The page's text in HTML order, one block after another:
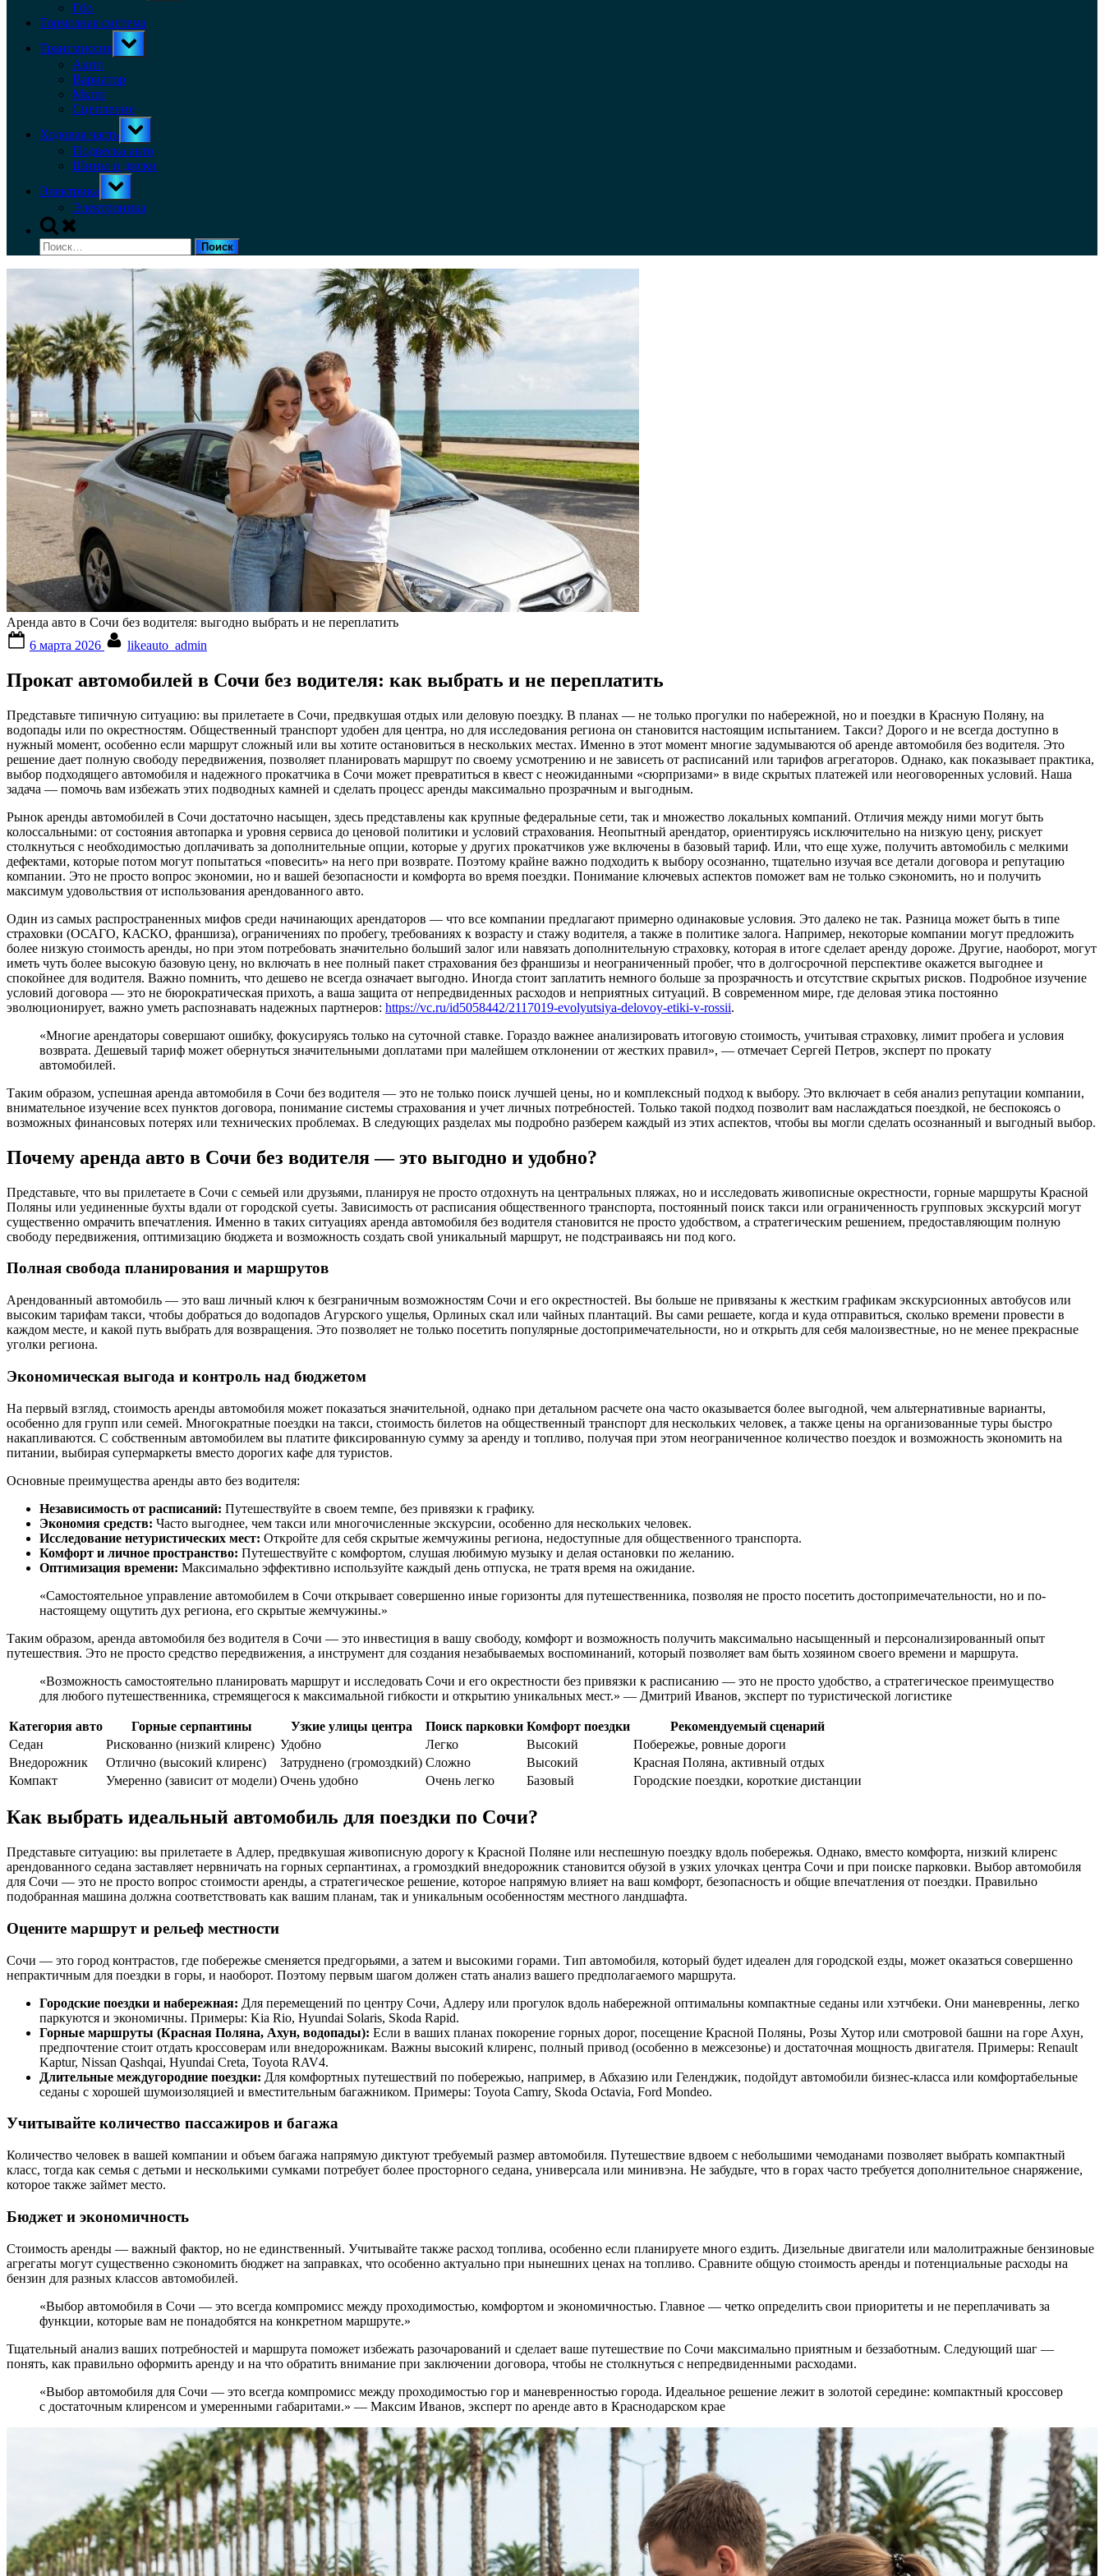
Гбо
Тормозная система
Трансмиссия
Toggle
sub-
Акпп
Вариатор
Мкпп
Сцепление
Ходовая часть
Toggle
sub-
menu
Подвеска авто
Шины и диски
Электрика
Toggle
sub-
menu
Электроника
Toggle
search
form
Найти:
Аренда авто в Сочи без водителя: выгодно выбрать и не переплатить
on
6 марта 2026 likeauto_admin
Прокат автомобилей в Сочи без водителя: как выбрать и не переплатить
Представьте типичную ситуацию: вы прилетаете в Сочи, предвкушая отдых или деловую поездку. В планах — не только прогулки по набережной, но и поездки в Красную Поляну, на
водопады или по окрестностям. Общественный транспорт удобен для центра, но для исследования региона он становится настоящим испытанием. Такси? Дорого и не всегда доступно в
нужный момент, особенно если маршрут сложный или вы хотите остановиться в нескольких местах. Именно в этот момент многие задумываются об аренде автомобиля без водителя. Это
решение дает полную свободу передвижения, позволяет планировать маршрут по своему усмотрению и не зависеть от расписаний или тарифов агрегаторов. Однако, как показывает практика,
выбор подходящего автомобиля и надежного прокатчика в Сочи может превратиться в квест с неожиданными «сюрпризами» в виде скрытых платежей или неоговоренных условий. Наша
задача — помочь вам избежать этих подводных камней и сделать процесс аренды максимально прозрачным и выгодным.
Рынок аренды автомобилей в Сочи достаточно насыщен, здесь представлены как крупные федеральные сети, так и множество локальных компаний. Отличия между ними могут быть
колоссальными: от состояния автопарка и уровня сервиса до ценовой политики и условий страхования. Неопытный арендатор, ориентируясь исключительно на низкую цену, рискует
столкнуться с необходимостью доплачивать за дополнительные опции, которые у других прокатчиков уже включены в базовый тариф. Или, что еще хуже, получить автомобиль с мелкими
дефектами, которые потом могут попытаться «повесить» на него при возврате. Поэтому крайне важно подходить к выбору осознанно, тщательно изучая все детали договора и репутацию
компании. Это не просто вопрос экономии, но и вашей безопасности и комфорта во время поездки. Понимание ключевых аспектов поможет вам не только сэкономить, но и получить
максимум удовольствия от использования арендованного авто.
Один из самых распространенных мифов среди начинающих арендаторов — что все компании предлагают примерно одинаковые условия. Это далеко не так. Разница может быть в типе
страховки (ОСАГО, КАСКО, франшиза), ограничениях по пробегу, требованиях к возрасту и стажу водителя, а также в политике залога. Например, некоторые компании могут предложить
более низкую стоимость аренды, но при этом потребовать значительно больший залог или навязать дополнительную страховку, которая в итоге сделает аренду дороже. Другие, наоборот, могут
иметь чуть более высокую базовую цену, но включать в нее полный пакет страхования без франшизы и неограниченный пробег, что в долгосрочной перспективе окажется выгоднее и
спокойнее для водителя. Важно помнить, что дешево не всегда означает выгодно. Иногда стоит заплатить немного больше за прозрачность и отсутствие скрытых рисков. Подробное изучение
условий договора — это не бюрократическая прихоть, а ваша защита от непредвиденных расходов и неприятных ситуаций. В современном мире, где деловая этика постоянно
эволюционирует, важно уметь распознавать надежных партнеров: https://vc.ru/id5058442/2117019-evolyutsiya-delovoy-etiki-v-rossii.
«Многие арендаторы совершают ошибку, фокусируясь только на суточной ставке. Гораздо важнее анализировать итоговую стоимость, учитывая страховку, лимит пробега и условия
возврата. Дешевый тариф может обернуться значительными доплатами при малейшем отклонении от жестких правил», — отмечает Сергей Петров, эксперт по прокату
автомобилей.
Таким образом, успешная аренда автомобиля в Сочи без водителя — это не только поиск лучшей цены, но и комплексный подход к выбору. Это включает в себя анализ репутации компании,
внимательное изучение всех пунктов договора, понимание системы страхования и учет личных потребностей. Только такой подход позволит вам наслаждаться поездкой, не беспокоясь о
возможных финансовых потерях или технических проблемах. В следующих разделах мы подробно разберем каждый из этих аспектов, чтобы вы могли сделать осознанный и выгодный выбор.
Почему аренда авто в Сочи без водителя — это выгодно и удобно?
Представьте, что вы прилетаете в Сочи с семьей или друзьями, планируя не просто отдохнуть на центральных пляжах, но и исследовать живописные окрестности, горные маршруты Красной
Поляны или уединенные бухты вдали от городской суеты. Зависимость от расписания общественного транспорта, постоянный поиск такси или ограниченность групповых экскурсий могут
существенно омрачить впечатления. Именно в таких ситуациях аренда автомобиля без водителя становится не просто удобством, а стратегическим решением, предоставляющим полную
свободу передвижения, оптимизацию бюджета и возможность создать свой уникальный маршрут, не подстраиваясь ни под кого.
Полная свобода планирования и маршрутов
Арендованный автомобиль — это ваш личный ключ к безграничным возможностям Сочи и его окрестностей. Вы больше не привязаны к жестким графикам экскурсионных автобусов или
высоким тарифам такси, чтобы добраться до водопадов Агурского ущелья, Орлиных скал или чайных плантаций. Вы сами решаете, когда и куда отправиться, сколько времени провести в
каждом месте, и какой путь выбрать для возвращения. Это позволяет не только посетить популярные достопримечательности, но и открыть для себя малоизвестные, но не менее прекрасные
уголки региона.
Экономическая выгода и контроль над бюджетом
На первый взгляд, стоимость аренды автомобиля может показаться значительной, однако при детальном расчете она часто оказывается более выгодной, чем альтернативные варианты,
особенно для групп или семей. Многократные поездки на такси, стоимость билетов на общественный транспорт для нескольких человек, а также цены на организованные туры быстро
накапливаются. С собственным автомобилем вы платите фиксированную сумму за аренду и топливо, получая при этом неограниченное количество поездок и возможность экономить на
питании, выбирая супермаркеты вместо дорогих кафе для туристов.
Основные преимущества аренды авто без водителя:
Независимость от расписаний: Путешествуйте в своем темпе, без привязки к графику.
Экономия средств: Часто выгоднее, чем такси или многочисленные экскурсии, особенно для нескольких человек.
Исследование нетуристических мест: Откройте для себя скрытые жемчужины региона, недоступные для общественного транспорта.
Комфорт и личное пространство: Путешествуйте с комфортом, слушая любимую музыку и делая остановки по желанию.
Оптимизация времени: Максимально эффективно используйте каждый день отпуска, не тратя время на ожидание.
«Самостоятельное управление автомобилем в Сочи открывает совершенно иные горизонты для путешественника, позволяя не просто посетить достопримечательности, но и по-
настоящему ощутить дух региона, его скрытые жемчужины.»
Таким образом, аренда автомобиля без водителя в Сочи — это инвестиция в вашу свободу, комфорт и возможность получить максимально насыщенный и персонализированный опыт
путешествия. Это не просто средство передвижения, а инструмент для создания незабываемых воспоминаний, который позволяет вам быть хозяином своего времени и маршрута.
«Возможность самостоятельно планировать маршрут и исследовать Сочи и его окрестности без привязки к расписанию — это не просто удобство, а стратегическое преимущество
для любого путешественника, стремящегося к максимальной гибкости и открытию уникальных мест.» — Дмитрий Иванов, эксперт по туристической логистике
Категория авто Горные серпантины Узкие улицы центра Поиск парковки Комфорт поездки
Рекомендуемый сценарий
Седан
Рискованно (низкий клиренс) Удобно Легко Высокий
Побережье, ровные дороги
Внедорожник
Отлично (высокий клиренс) Затруднено (громоздкий) Сложно Высокий
Красная Поляна, активный отдых
Компакт
Умеренно (зависит от модели) Очень удобно Очень легко Базовый Городские поездки, короткие дистанции
Как выбрать идеальный автомобиль для поездки по Сочи?
Представьте ситуацию: вы прилетаете в Адлер, предвкушая живописную дорогу к Красной Поляне или неспешную поездку вдоль побережья. Однако, вместо комфорта, низкий клиренс
арендованного седана заставляет нервничать на горных серпантинах, а громоздкий внедорожник становится обузой в узких улочках центра Сочи и при поиске парковки. Выбор автомобиля
для Сочи — это не просто вопрос стоимости аренды, а стратегическое решение, которое напрямую влияет на ваш комфорт, безопасность и общие впечатления от поездки. Правильно
подобранная машина должна соответствовать как вашим планам, так и уникальным особенностям местного ландшафта.
Оцените маршрут и рельеф местности
Сочи — это город контрастов, где побережье сменяется предгорьями, а затем и высокими горами. Тип автомобиля, который будет идеален для городской езды, может оказаться совершенно
непрактичным для поездки в горы, и наоборот. Поэтому первым шагом должен стать анализ вашего предполагаемого маршрута.
Городские поездки и набережная: Для перемещений по центру Сочи, Адлеру или прогулок вдоль набережной оптимальны компактные седаны или хэтчбеки. Они маневренны, легко
паркуются и экономичны. Примеры: Kia Rio, Hyundai Solaris, Skoda Rapid.
Горные маршруты (Красная Поляна, Ахун, водопады): Если в ваших планах покорение горных дорог, посещение Красной Поляны, Розы Хутор или смотровой башни на горе Ахун,
предпочтение стоит отдать кроссоверам или внедорожникам. Важны высокий клиренс, полный привод (особенно в межсезонье) и достаточная мощность двигателя. Примеры: Renault
Kaptur, Nissan Qashqai, Hyundai Creta, Toyota RAV4.
Длительные междугородние поездки: Для комфортных путешествий по побережью, например, в Абхазию или Геленджик, подойдут автомобили бизнес-класса или комфортабельные
седаны с хорошей шумоизоляцией и вместительным багажником. Примеры: Toyota Camry, Skoda Octavia, Ford Mondeo.
Учитывайте количество пассажиров и багажа
Количество человек в вашей компании и объем багажа напрямую диктуют требуемый размер автомобиля. Путешествие вдвоем с небольшими чемоданами позволяет выбрать компактный
класс, тогда как семья с детьми и несколькими сумками потребует более просторного седана, универсала или минивэна. Не забудьте, что в горах часто требуется дополнительное снаряжение,
которое также займет место.
Бюджет и экономичность
Стоимость аренды — важный фактор, но не единственный. Учитывайте также расход топлива, особенно если планируете много ездить. Дизельные двигатели или малолитражные бензиновые
агрегаты могут существенно сэкономить бюджет на заправках, что особенно актуально при нынешних ценах на топливо. Сравните общую стоимость аренды и потенциальные расходы на
бензин для разных классов автомобилей.
«Выбор автомобиля в Сочи — это всегда компромисс между проходимостью, комфортом и экономичностью. Главное — четко определить свои приоритеты и не переплачивать за
функции, которые вам не понадобятся на конкретном маршруте.»
Тщательный анализ ваших потребностей и маршрута поможет избежать разочарований и сделает ваше путешествие по Сочи максимально приятным и беззаботным. Следующий шаг —
понять, как правильно оформить аренду и на что обратить внимание при заключении договора, чтобы не столкнуться с непредвиденными расходами.
«Выбор автомобиля для Сочи — это всегда компромисс между проходимостью гор и маневренностью города. Идеальное решение лежит в золотой середине: компактный кроссовер
с достаточным клиренсом и умеренными габаритами.» — Максим Иванов, эксперт по аренде авто в Краснодарском крае